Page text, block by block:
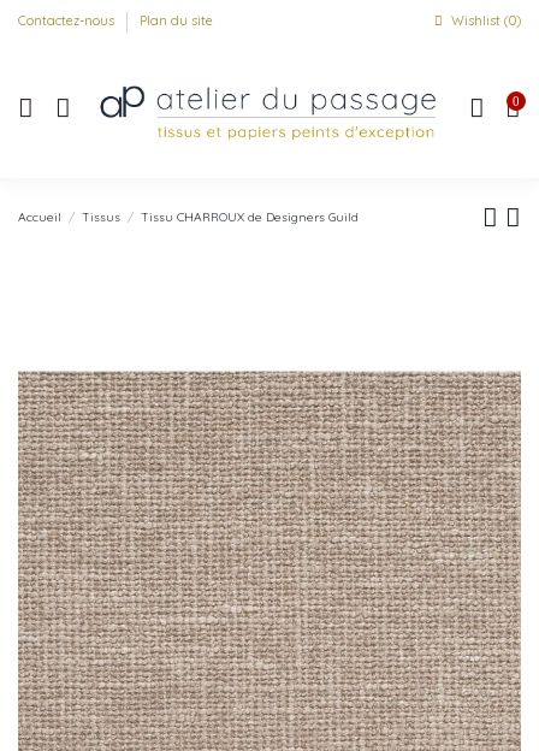
Contactez-nous Plan du site Wishlist (0)
0
Accueil Tissus Tissu CHARROUX de Designers Guild